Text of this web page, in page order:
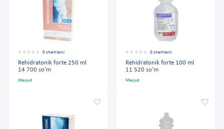
0 sharhlarni
Rehidratonik forte 250 ml
14 700 so'm
Mavjud
0 sharhlarni
Rehidratonik forte 100 ml
11 520 so'm
Mavjud